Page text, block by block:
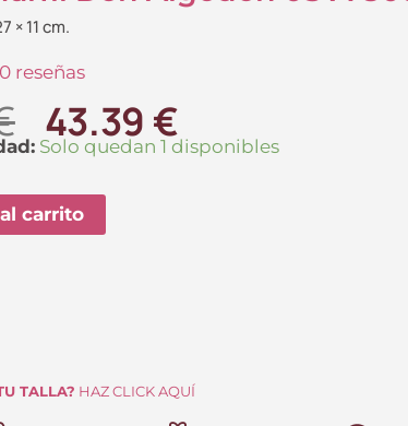
× 11 cm.
0 reseñas
El
precio
original
era:
43.39 €El
precio
Solo quedan 1 disponibles
carrito
TALLA? HAZ CLICK AQUÍ